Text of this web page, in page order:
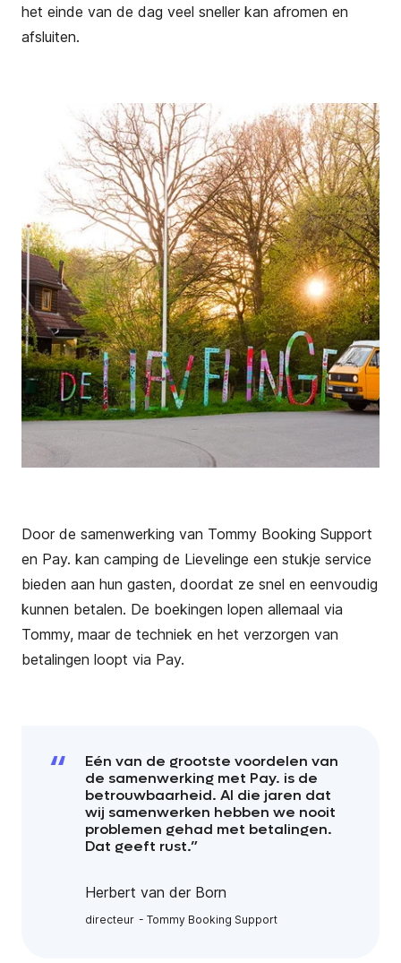
het einde van de dag veel sneller kan afromen en
afsluiten.
Door de samenwerking van Tommy Booking Support
en Pay. kan camping de Lievelinge een stukje service
bieden aan hun gasten, doordat ze snel en eenvoudig
kunnen betalen. De boekingen lopen allemaal via
Tommy, maar de techniek en het verzorgen van
betalingen loopt via Pay.
Eén van de grootste voordelen van
de samenwerking met Pay. is de
betrouwbaarheid. Al die jaren dat
wij samenwerken hebben we nooit
problemen gehad met betalingen.
Dat geeft rust.”
Herbert van der Born
directeur Tommy Booking Support